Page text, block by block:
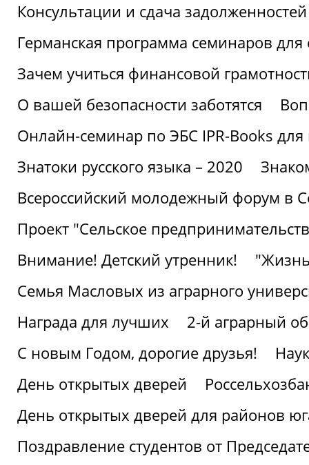
Консультации и сдача
Германская программа семинаров для
Зачем учиться финансовой
О вашей безопасности заботятся
Онлайн-семинар по ЭБС IPR-Books для
Знатоки русского языка – 2020
Всероссийский молодежный форум в
Проект "Сельское
Внимание! Детский утренник!
Семья Масловых из аграрного
Награда для лучших
2-й аграрный
С новым Годом, дорогие друзья!
День открытых дверей
День открытых дверей для районов
Поздравление студентов от